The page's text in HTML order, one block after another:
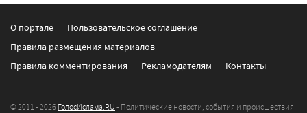
О портале
Пользовательское соглашение
Правила размещения материалов
Правила комментирования
Рекламодателям Контакты
© 2011 - 2026 ГолосИслама.RU - Политические новости, события и происшествия